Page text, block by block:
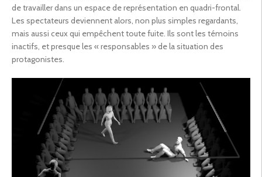
de travailler dans un espace de représentation en quadri-frontal.
Les spectateurs deviennent alors, non plus simples regardants,
mais aussi ceux qui empêchent toute fuite. Ils sont les témoins
inactifs, et presque les « responsables » de la situation des
protagonistes.